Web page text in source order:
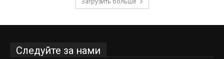
Следуйте за нами